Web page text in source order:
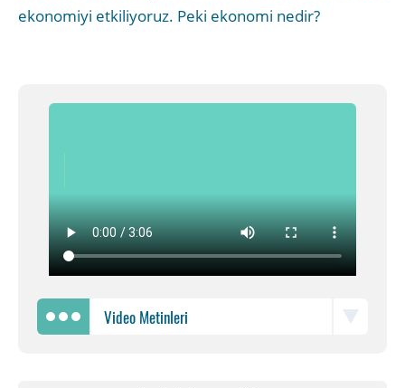
ekonomiyi etkiliyoruz. Peki ekonomi nedir?
Video Metinleri